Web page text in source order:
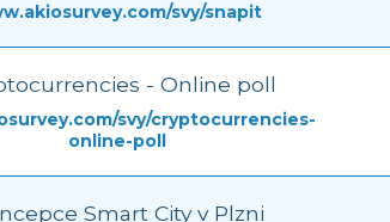
svy/snapit
- Online poll
svy/cryptocurrencies-
online-poll
Smart City v Plzni